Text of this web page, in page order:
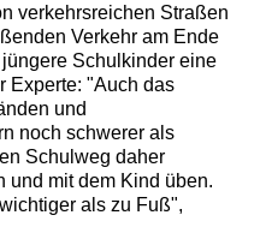
verkehrsreichen Straßen
Verkehr am Ende
Schulkinder eine
Experte: "Auch das
und
noch schwerer als
Schulweg daher
und mit dem Kind üben.
als zu Fuß",